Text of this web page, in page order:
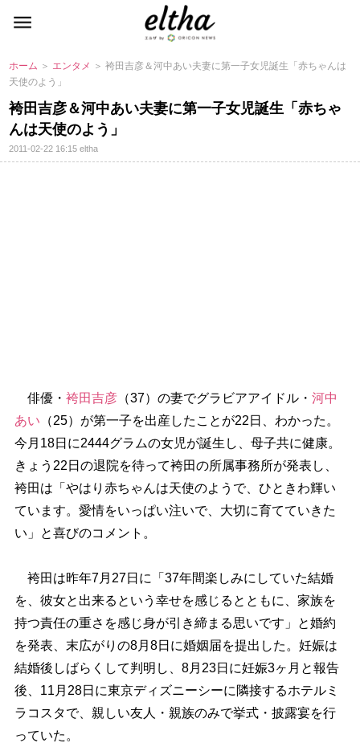
ホーム ＞ エンタメ ＞ 袴田吉彦＆河中あい夫妻に第一子女児誕生「赤ちゃんは
天使のよう」
袴田吉彦＆河中あい夫妻に第一子女児誕生「赤ちゃ
んは天使のよう」
2011-02-22 16:15eltha
俳優・ 袴田吉彦（37）の妻でグラビアアイドル・ 河中
あい （25）が第一子を出産したことが22日、わかった。
今月18日に2444グラムの女児が誕生し、母子共に健康。
きょう22日の退院を待って袴田の所属事務所が発表し、
袴田は「やはり赤ちゃんは天使のようで、ひときわ輝い
ています。愛情をいっぱい注いで、大切に育てていきた
い」と喜びのコメント。
袴田は昨年7月27日に「37年間楽しみにしていた結婚
を、彼女と出来るという幸せを感じるとともに、家族を
持つ責任の重さを感じ身が引き締まる思いです」と婚約
を発表、末広がりの8月8日に婚姻届を提出した。妊娠は
結婚後しばらくして判明し、8月23日に妊娠3ヶ月と報告
後、11月28日に東京ディズニーシーに隣接するホテルミ
ラコスタで、親しい友人・親族のみで挙式・披露宴を行
っていた。